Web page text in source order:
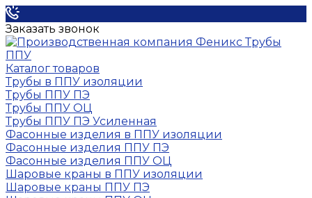
Заказать звонок
Каталог товаров
Трубы в ППУ изоляции
Трубы ППУ ПЭ
Трубы ППУ ОЦ
Трубы ППУ ПЭ Усиленная
Фасонные изделия в ППУ изоляции
Фасонные изделия ППУ ПЭ
Фасонные изделия ППУ ОЦ
Шаровые краны в ППУ изоляции
Шаровые краны ППУ ПЭ